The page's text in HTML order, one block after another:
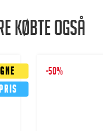
købte også
-50%